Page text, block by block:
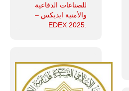
للصناعات الدفاعية
والأمنية ايديكس ‒
.EDEX 2025